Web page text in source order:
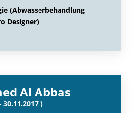
(Abwasserbehandlung
Designer)
Al Abbas
30.11.2017 )